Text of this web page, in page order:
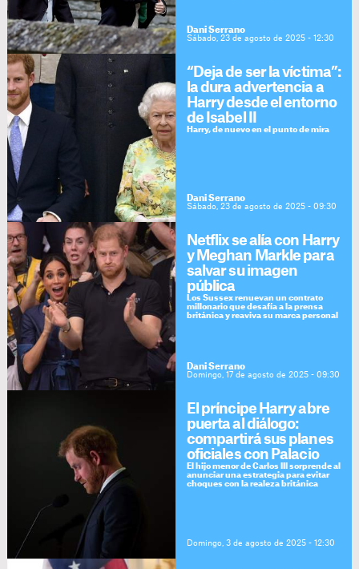
Dani Serrano
Sábado, 23 de agosto de 2025 - 12:30
“Deja de ser la víctima”:
la dura advertencia a
Harry desde el entorno
de Isabel II
Harry, de nuevo en el punto de mira
Dani Serrano
Sábado, 23 de agosto de 2025 - 09:30
Netflix se alía con Harry
y Meghan Markle para
salvar su imagen
pública
Los Sussex renuevan un contrato
millonario que desafía a la prensa
británica y reaviva su marca personal
Dani Serrano
Domingo, 17 de agosto de 2025 - 09:30
El príncipe Harry abre
puerta al diálogo:
compartirá sus planes
oficiales con Palacio
El hijo menor de Carlos III sorprende al
anunciar una estrategia para evitar
choques con la realeza británica
Domingo, 3 de agosto de 2025 - 12:30